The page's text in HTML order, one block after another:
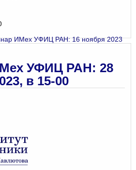
ИМех УФИЦ РАН: 16 ноября 2023
УФИЦ РАН: 28
в 15-00